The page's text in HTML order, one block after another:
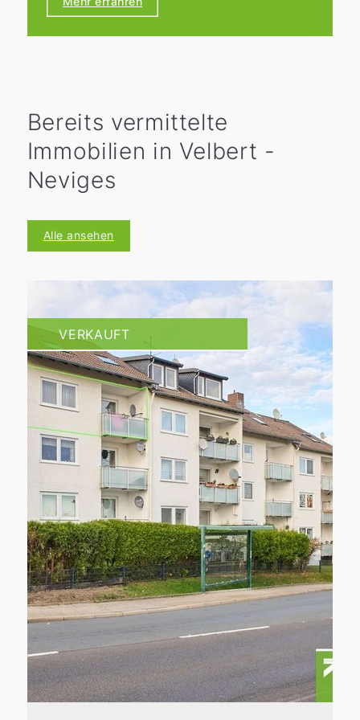
9:00 bis 18:00 Uhr für Sie geöffnet.
Bereits vermittelte
Immobilien in Velbert -
Neviges
Alle ansehen
VERKAUFT